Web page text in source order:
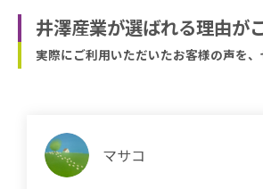
井澤産業が選ばれる理由が
実際にご利用いただいたお客様の声を、
マサコ